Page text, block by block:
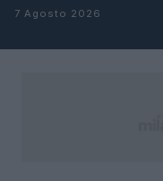
Salta al contenuto
7 Agosto 2026